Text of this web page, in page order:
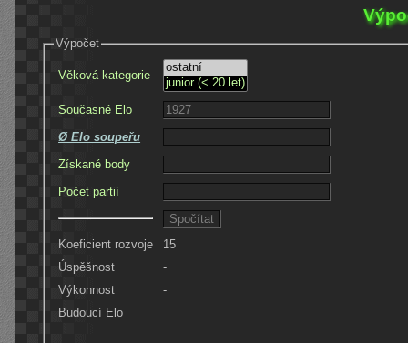
Výpočet
Věková kategorie
Současné Elo
Ø Elo soupeřu
Získané body
Počet partií
Koeficient rozvoje
15
Úspěšnost
-
Výkonnost
-
Budoucí Elo